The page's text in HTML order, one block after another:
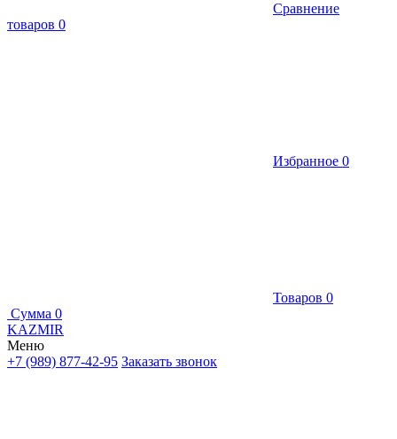
Сравнение
товаров 0
Избранное 0
Товаров 0
Сумма 0
KAZMIR
Меню
+7 (989) 877-42-95 Заказать звонок